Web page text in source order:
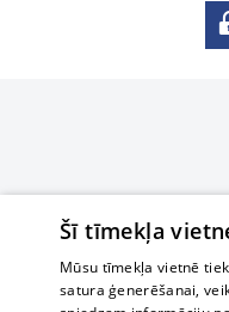
Šī tīmekļa
Mūsu tīmekļa vietnē
satura ģenerēšanai,